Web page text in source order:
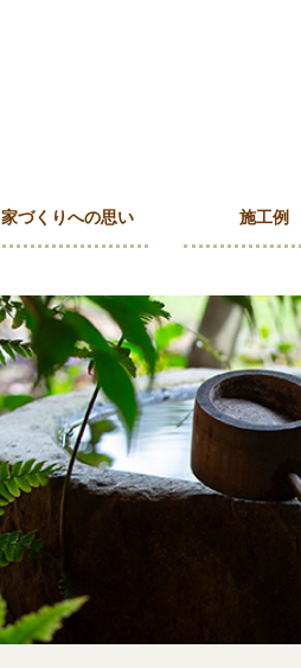
家づくりへの思い 施工例